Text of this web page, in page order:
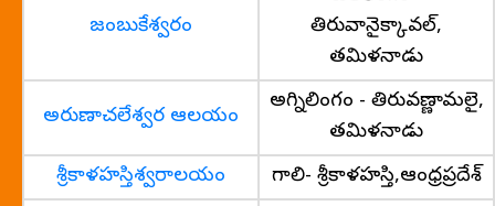
జంబుకేశ్వరం
తిరువానైక్కావల్,
తమిళనాడు
అరుణాచలేశ్వర ఆలయం
అగ్నిలింగం - తిరువణ్ణామలై,
తమిళనాడు
శ్రీకాళహస్తిశ్వరాలయం
గాలి- శ్రీకాళహస్తి,ఆంధ్రప్రదేశ్